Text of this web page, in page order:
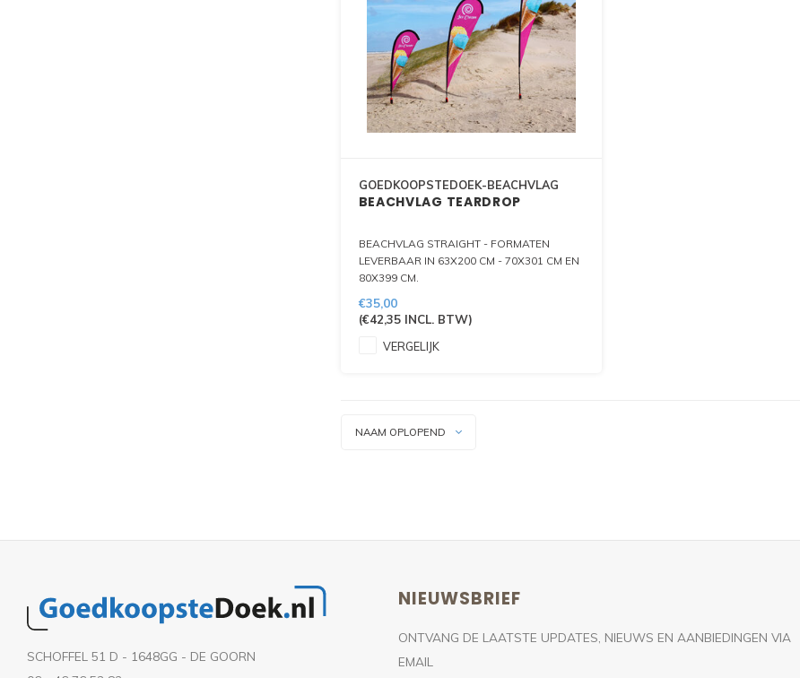
GOEDKOOPSTEDOEK-BEACHVLAG
BEACHVLAG TEARDROP
BEACHVLAG STRAIGHT - FORMATEN
LEVERBAAR IN 63X200 CM - 70X301 CM EN
80X399 CM.
ONDERKANT OM NOG MEER OPTIE
VALLEN. MATERIAALKEUZE TUSSEN 3
SOORTEN:
€35,00
(€42,35INCL. BTW)
VERGELIJK
NAAM OPLOPEND
SCHOFFEL 51 D - 1648GG - DE GOORN
NIEUWSBRIEF
ONTVANG DE LAATSTE UPDATES, NIEUWS EN AANBIEDINGEN VIA
EMAIL